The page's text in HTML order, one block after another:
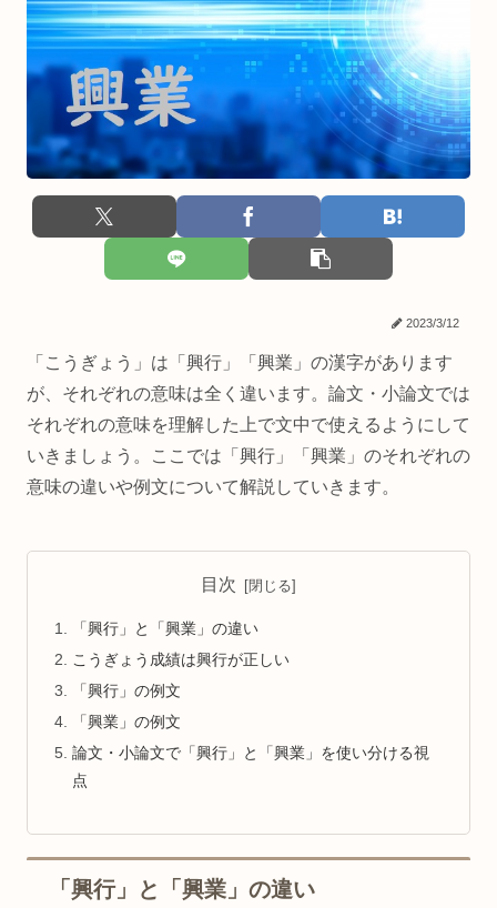
2023/3/12
「こうぎょう」は「興行」「興業」の漢字があります
が、それぞれの意味は全く違います。論文・小論文では
それぞれの意味を理解した上で文中で使えるようにして
いきましょう。ここでは「興行」「興業」のそれぞれの
意味の違いや例文について解説していきます。
目次
「興行」と「興業」の違い
こうぎょう成績は興行が正しい
「興行」の例文
「興業」の例文
論文・小論文で「興行」と「興業」を使い分ける視
点
「興行」と「興業」の違い